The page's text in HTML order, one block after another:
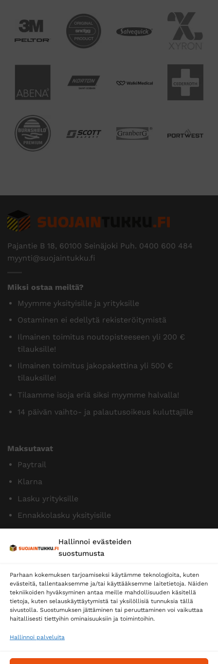
Hallinnoi evästeiden
suostumusta
Parhaan kokemuksen tarjoamiseksi käytämme teknologioita, kuten
evästeitä, tallentaaksemme ja/tai käyttääksemme laitetietoja. Näiden
tekniikoiden hyväksyminen antaa meille mahdollisuuden käsitellä
tietoja, kuten selauskäyttäytymistä tai yksilöllisiä tunnuksia tällä
sivustolla. Suostumuksen jättäminen tai peruuttaminen voi vaikuttaa
haitallisesti tiettyihin ominaisuuksiin ja toimintoihin.
Hallinnoi palveluita
Pajantie B 18, 60100 Seinäjoki Puh. 0400 600 484
myynti@suojaintukku.fi
Miksi ostaa meiltä?
Myymme yksityisille ja yrityksille
Ostaminen ei edellytä rekisteröitymistä
Ilmainen toimitus noutopisteeseen yli 200 €
tilauksille!
Ilmainen toimitus jakopakettina yli 500 €
tilauksille!
Tilaamme isoja eriä siksi myymme halvalla!
14 päivän vaihto- ja palautusoikeus kuluttajille
Maksutavat
Paytrail
Klarna
Lasku yrityksille
Ennakkolasku yksityisille
Toimitustavat
Posti
Matkahuolto